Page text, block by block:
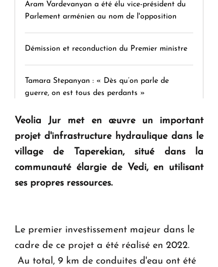
Aram Vardevanyan a été élu vice-président du
Parlement arménien au nom de l'opposition
Démission et reconduction du Premier ministre
Tamara Stepanyan : « Dès qu’on parle de
guerre, on est tous des perdants »
" Tant qu'il n'existe pas d'alternative concrète, la
question d'un référendum ne se pose pas. "
KASA : 30 ans d'audace, de résilience et d'avenir
en Arménie
Veolia Jur met en œuvre un important
projet d'infrastructure hydraulique dans le
village de Taperekian, situé dans la
communauté élargie de Vedi, en utilisant
ses propres ressources.
Le premier investissement majeur dans le
cadre de ce projet a été réalisé en 2022.
Au total, 9 km de conduites d'eau ont été